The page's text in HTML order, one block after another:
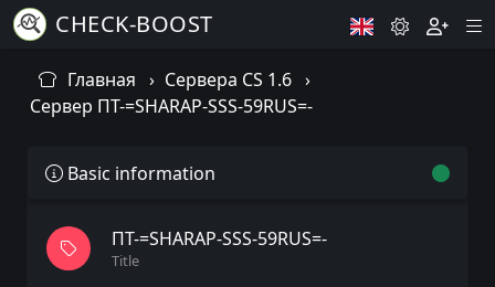
CHECK-BOOST
Главная
Сервера CS 1.6
Сервер ПТ-=SHARAP-SSS-59RUS=-
Basic information
ПТ-=SHARAP-SSS-59RUS=-
Title